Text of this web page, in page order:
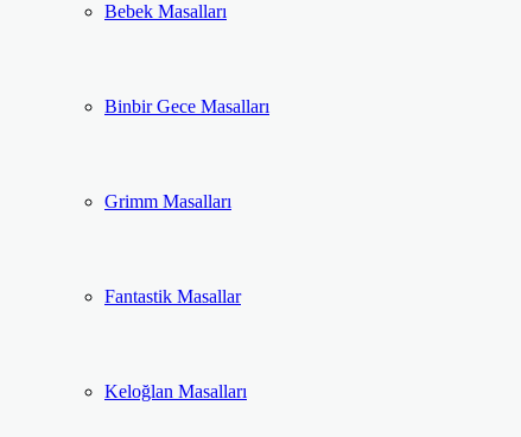
Bebek Masalları
Binbir Gece Masalları
Grimm Masalları
Fantastik Masallar
Keloğlan Masalları